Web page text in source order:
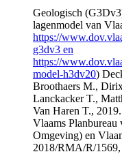
Geologisch
lagenmodel van
https://
g3dv3 en
https://
model-h3dv20)
Broothaers M.,
Lanckacker T.,
Van Haren T.,
Vlaams
Omgeving) en
2018/RMA/R/